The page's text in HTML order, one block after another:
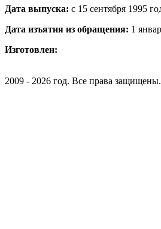
Дата выпуска: с 15 сентября 1995
Дата изъятия из обращения: 1
Изготовлен:
2009 - 2026 год. Все права защищены.